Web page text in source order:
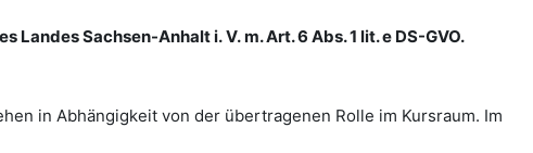
Sachsen-Anhalt i. V. m. Art. 6 Abs. 1 lit. e DS-GVO.
in Abhängigkeit von der übertragenen Rolle im Kursraum. Im